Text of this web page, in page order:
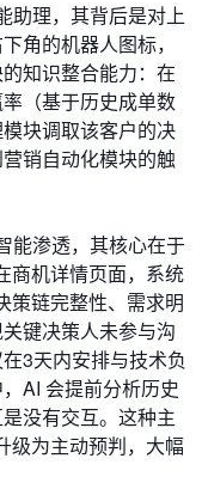
助理，其背后是对上
角的机器人图标，
知识整合能力：在
（基于历史成单数
块调取该客户的决
销自动化模块的触
能渗透，其核心在于
商机详情页面，系统
策链完整性、需求明
键决策人未参与沟
3天内安排与技术负
AI 会提前分析历史
没有交互。这种主
级为主动预判，大幅